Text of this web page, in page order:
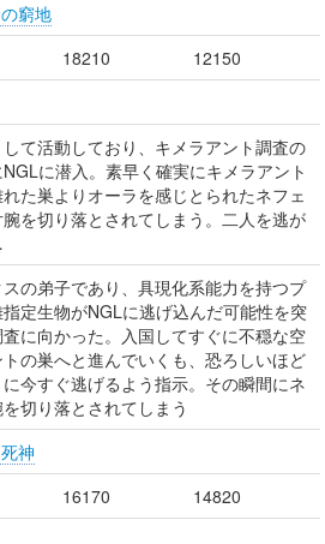
窮地
18210
12150
て活動しており、キメラアント調査の
に潜入。素早く確実にキメラアント
た巣よりオーラを感じとられたネフェ
を切り落とされてしまう。二人を逃が
の弟子であり、具現化系能力を持つプ
定生物がNGLに逃げ込んだ可能性を突
に向かった。入国してすぐに不穏な空
の巣へと進んでいくも、恐ろしいほど
今すぐ逃げるよう指示。その瞬間にネ
切り落とされてしまう
神
16170
14820